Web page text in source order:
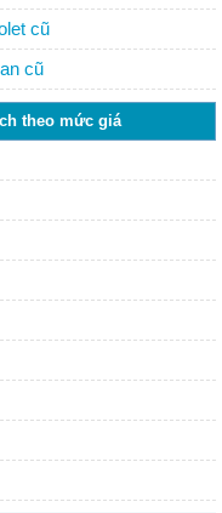
cũ
cũ
theo mức giá